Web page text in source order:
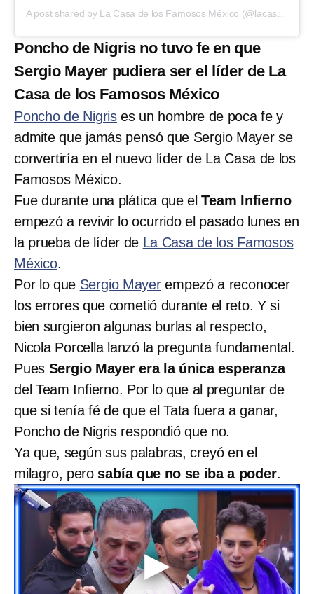
Poncho de Nigris no tuvo fe en que
Sergio Mayer pudiera ser el líder de La
Casa de los Famosos México
Poncho de Nigris es un hombre de poca fe y
admite que jamás pensó que Sergio Mayer se
convertiría en el nuevo líder de La Casa de los
Famosos México.
Fue durante una plática que elTeam Infierno
empezó a revivir lo ocurrido el pasado lunes en
la prueba de líder de La Casa de los Famosos
México.
Por lo que Sergio Mayerempezó a reconocer
los errores que cometió durante el reto. Y si
bien surgieron algunas burlas al respecto,
Nicola Porcella lanzó la pregunta fundamental.
Pues Sergio Mayer era la única esperanza
del Team Infierno. Por lo que al preguntar de
que si tenía fé de que el Tata fuera a ganar,
Poncho de Nigris respondió que no.
Ya que, según sus palabras, creyó en el
milagro, pero sabía que no se iba a poder.